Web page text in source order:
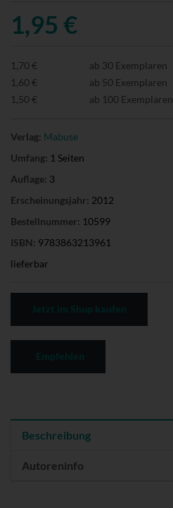
1,95 €
1,70 € ab 30 Exemplaren
1,60 €
ab 50 Exemplaren
1,50 €
ab 100 Exemplaren
Verlag: Mabuse
Umfang: 1 Seiten
Auflage: 3
Erscheinungsjahr: 2012
Bestellnummer: 10599
ISBN: 9783863213961
lieferbar
Beschreibung
Autoreninfo